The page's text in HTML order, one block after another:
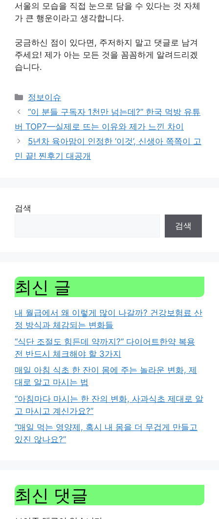
서울의 모습을 직접 눈으로 담을 수 있다는 것 자체
가 큰 행운이라고 생각합니다.
궁금하신 점이 있다면, 주저하지 말고 댓글로 남겨
주세요! 제가 아는 모든 것을 꼼꼼하게 알려드리겠
습니다.
Categories
정보이슈
“이 분들 구독자 1천만 넘는데?” 한국 먹방 유튜
버 TOP7—실제로 뜨는 이유와 제가 느낀 차이
5년차 육아맘이 인정한 ‘이것’, 신생아 쪽쪽이 고
민 끝! 찐후기 대공개
검색
검색
최신 글
내 월급에서 왜 이렇게 많이 나갈까? 건강보험료 산
정 방식과 체감되는 변화들
“식단 조절도 힘든데 약까지?” 다이어트한약 복용
전 반드시 체크해야 할 3가지
매일 아침 식초 한 잔이 몸에 주는 놀라운 변화, 제
대로 알고 마시는 법
“아침마다 마시는 한 잔의 변화, 사과식초 제대로 알
고 마시고 계신가요?”
“매일 먹는 영양제, 혹시 내 몸을 더 무겁게 만들고
있진 않나요?”
최신 댓글